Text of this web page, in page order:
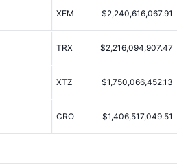
XEM $2,240,616,067.91
TRX $2,216,094,907.47
XTZ $1,750,066,452.13
CRO $1,406,517,049.51